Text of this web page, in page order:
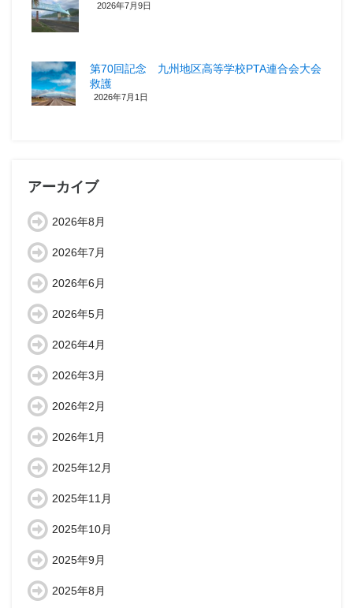
2026年7月9日
第70回記念 九州地区高等学校PTA連合会大会
救護
2026年7月1日
アーカイブ
2026年8月
2026年7月
2026年6月
2026年5月
2026年4月
2026年3月
2026年2月
2026年1月
2025年12月
2025年11月
2025年10月
2025年9月
2025年8月